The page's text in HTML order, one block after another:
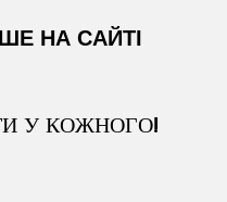
НА САЙТІ
У КОЖНОГО!